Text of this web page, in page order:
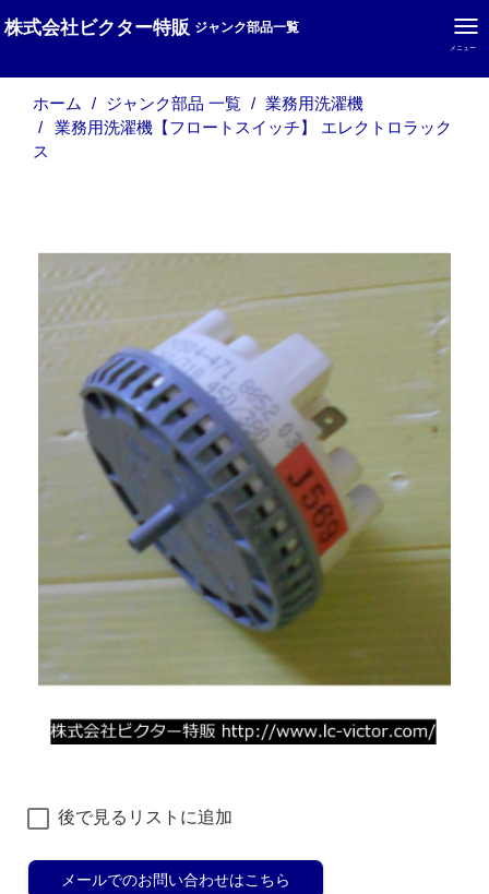
メニュー
株式会社ビクター特販 ジャンク部品一覧
ホーム ジャンク部品 一覧 業務用洗濯機
業務用洗濯機【フロートスイッチ】 エレクトロラック
ス
後で見るリストに追加
メールでのお問い合わせはこちら